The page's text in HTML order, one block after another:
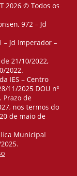
2026 © Todos os
972 – Jd
– Jd Imperador –
21/10/2022,
2022.
IES – Centro
11/2025 DOU nº
Prazo de
nos termos do
de maio de
Municipal